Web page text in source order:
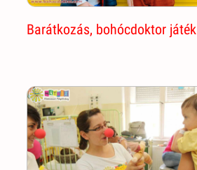
Barátkozás, bohócdoktor játék